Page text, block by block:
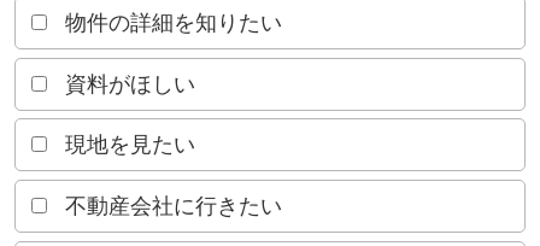
物件の詳細を知りたい
資料がほしい
現地を見たい
不動産会社に行きたい